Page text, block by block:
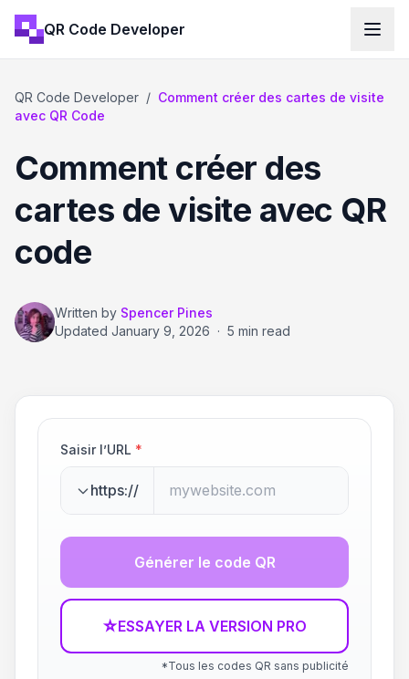
QR Code Developer
QR Code Developer / Comment créer des cartes de visite
avec QR Code
Comment créer des
cartes de visite avec QR
code
Written by Spencer Pines
Updated January 9, 2026 · 5 min read
Saisir l’URL *
https://
Générer le code QR
☆ESSAYER LA VERSION PRO
*Tous les codes QR sans publicité